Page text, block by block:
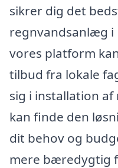
sikrer dig det
regnvandsanlæg i
vores platform
tilbud fra lokale
sig i installation
kan finde den
dit behov og
mere bæredygtig